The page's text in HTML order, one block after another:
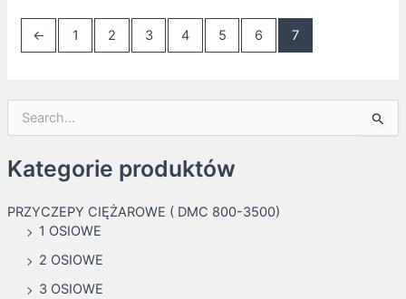
e
h
Kategorie produktów
PRZYCZEPY CIĘŻAROWE ( DMC 800-3500)
1 OSIOWE
2 OSIOWE
3 OSIOWE
← 1 2 3 4 5 6 7